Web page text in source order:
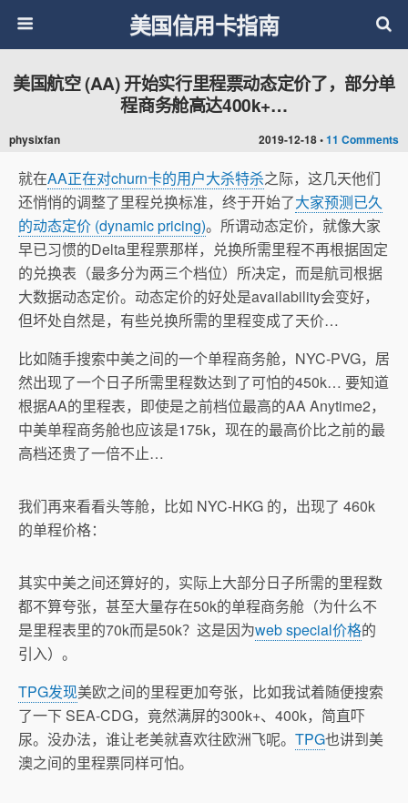
美国信用卡指南
2019-12-18 •11 Comments
美国航空 (AA) 开始实行里程票动态定价了，部分单
程商务舱高达400k+…
physixfan
就在AA正在对churn卡的用户大杀特杀之际，这几天他们
还悄悄的调整了里程兑换标准，终于开始了大家预测已久
的动态定价 (dynamic pricing)。所谓动态定价，就像大家
早已习惯的Delta里程票那样，兑换所需里程不再根据固定
的兑换表（最多分为两三个档位）所决定，而是航司根据
大数据动态定价。动态定价的好处是availability会变好，
但坏处自然是，有些兑换所需的里程变成了天价…
比如随手搜索中美之间的一个单程商务舱，NYC-PVG，居
然出现了一个日子所需里程数达到了可怕的450k… 要知道
根据AA的里程表，即使是之前档位最高的AA Anytime2，
中美单程商务舱也应该是175k，现在的最高价比之前的最
高档还贵了一倍不止…
我们再来看看头等舱，比如 NYC-HKG 的，出现了 460k
的单程价格：
其实中美之间还算好的，实际上大部分日子所需的里程数
都不算夸张，甚至大量存在50k的单程商务舱（为什么不
是里程表里的70k而是50k？这是因为web special价格的
引入）。
TPG发现美欧之间的里程更加夸张，比如我试着随便搜索
了一下 SEA-CDG，竟然满屏的300k+、400k，简直吓
尿。没办法，谁让老美就喜欢往欧洲飞呢。 TPG也讲到美
澳之间的里程票同样可怕。